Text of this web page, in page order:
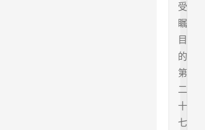
受
瞩
目
的
第
二
十
七